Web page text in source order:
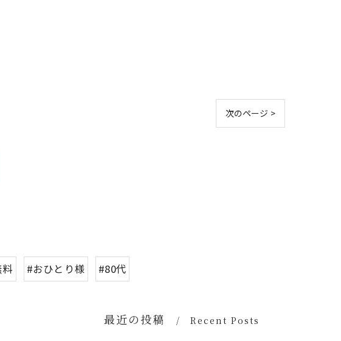
次のページ >
#おひとり様 #80代
最近の投稿 Recent Posts